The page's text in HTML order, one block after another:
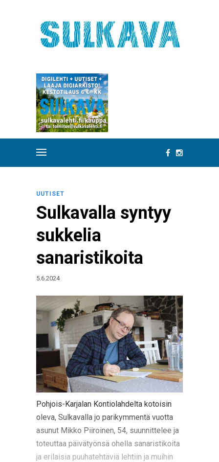
UUTISET
Sulkavalla syntyy
sukkelia
sanaristikoita
5.6.2024
Pohjois-Karjalan Kontiolahdelta kotoisin
oleva, Sulkavalla jo parikymmentä vuotta
asunut Mikko Piiroinen, 54, suunnittelee ja
toteuttaa päivätyönsä ohella sanaristikoita
ja erilaisia puuhatehtäviä lehtiin ja muihin